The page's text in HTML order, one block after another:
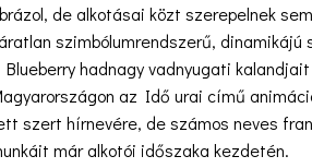
de alkotásai közt szerepelnek
szimbólumrendszerű,
Blueberry hadnagy vadnyugati
az Idő urai című
szert hírnevére, de számos neves
már alkotói időszaka kezdetén.